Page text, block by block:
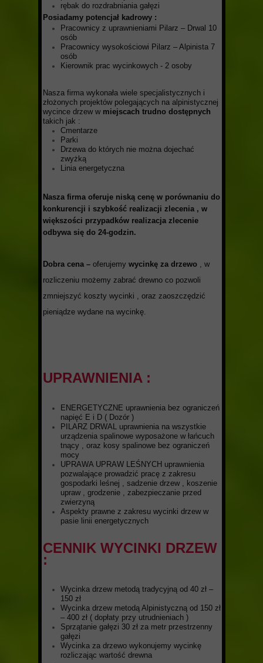
rębak do rozdrabniania gałęzi
Posiadamy potencjał kadrowy :
Pracownicy z uprawnieniami Pilarz – Drwal 10
osób
Pracownicy wysokościowi Pilarz – Alpinista 7
osób
Kierownik prac wycinkowych - 2 osoby
Nasza firma wykonała wiele specjalistycznych i
złożonych projektów polegających na alpinistycznej
wycince drzew w miejscach trudno dostępnych
takich jak :
Cmentarze
Parki
Drzewa do których nie można dojechać
zwyżką
Linia energetyczna
Nasza firma oferuje niską cenę w porównaniu do
konkurencji i szybkość realizacji zlecenia , w
większości przypadków realizacja zlecenie
odbywa się do 24-godzin.
Dobra cena – oferujemy wycinkę za drzewo , w
rozliczeniu możemy zabrać drewno co pozwoli
zmniejszyć koszty wycinki , oraz zaoszczędzić
pieniądze wydane na wycinkę.
UPRAWNIENIA :
ENERGETYCZNE uprawnienia bez ograniczeń
napięć E i D ( Dozór )
PILARZ DRWAL uprawnienia na wszystkie
urządzenia spalinowe wyposażone w łańcuch
tnący , oraz kosy spalinowe bez ograniczeń
mocy
UPRAWA UPRAW LEŚNYCH uprawnienia
pozwalające prowadzić pracę z zakresu
gospodarki leśnej , sadzenie drzew , koszenie
upraw , grodzenie , zabezpieczanie przed
zwierzyną
Aspekty prawne z zakresu wycinki drzew w
pasie linii energetycznych
CENNIK WYCINKI DRZEW
:
Wycinka drzew metodą tradycyjną od 40 zł –
150 zł
Wycinka drzew metodą Alpinistyczną od 150 zł
– 400 zł ( dopłaty przy utrudnieniach )
Sprzątanie gałęzi 30 zł za metr przestrzenny
gałęzi
Wycinka za drzewo wykonujemy wycinkę
rozliczając wartość drewna